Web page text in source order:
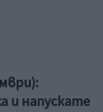
и напускате